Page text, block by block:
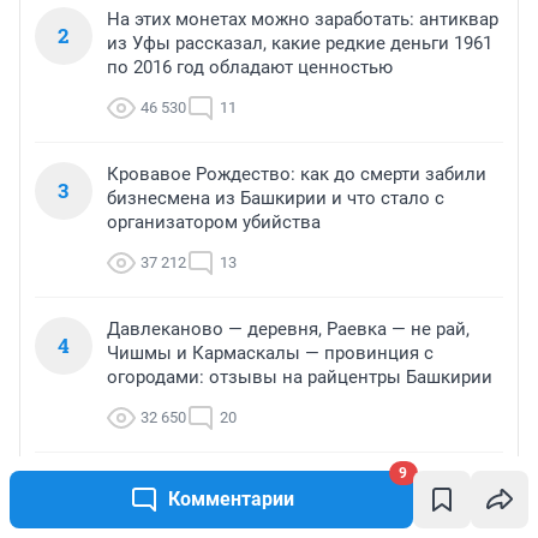
Комментарии
9
2
На этих монетах можно заработать: антиквар
из Уфы рассказал, какие редкие деньги 1961
по 2016 год обладают ценностью
46 530 11
3
Кровавое Рождество: как до смерти забили
бизнесмена из Башкирии и что стало с
организатором убийства
37 212 13
4
Давлеканово — деревня, Раевка — не рай,
Чишмы и Кармаскалы — провинция с
огородами: отзывы на райцентры Башкирии
32 650 20
Как по заказу. За что убили директора
крупного завода Уфы, который в 90-х
вытащил его из кризиса